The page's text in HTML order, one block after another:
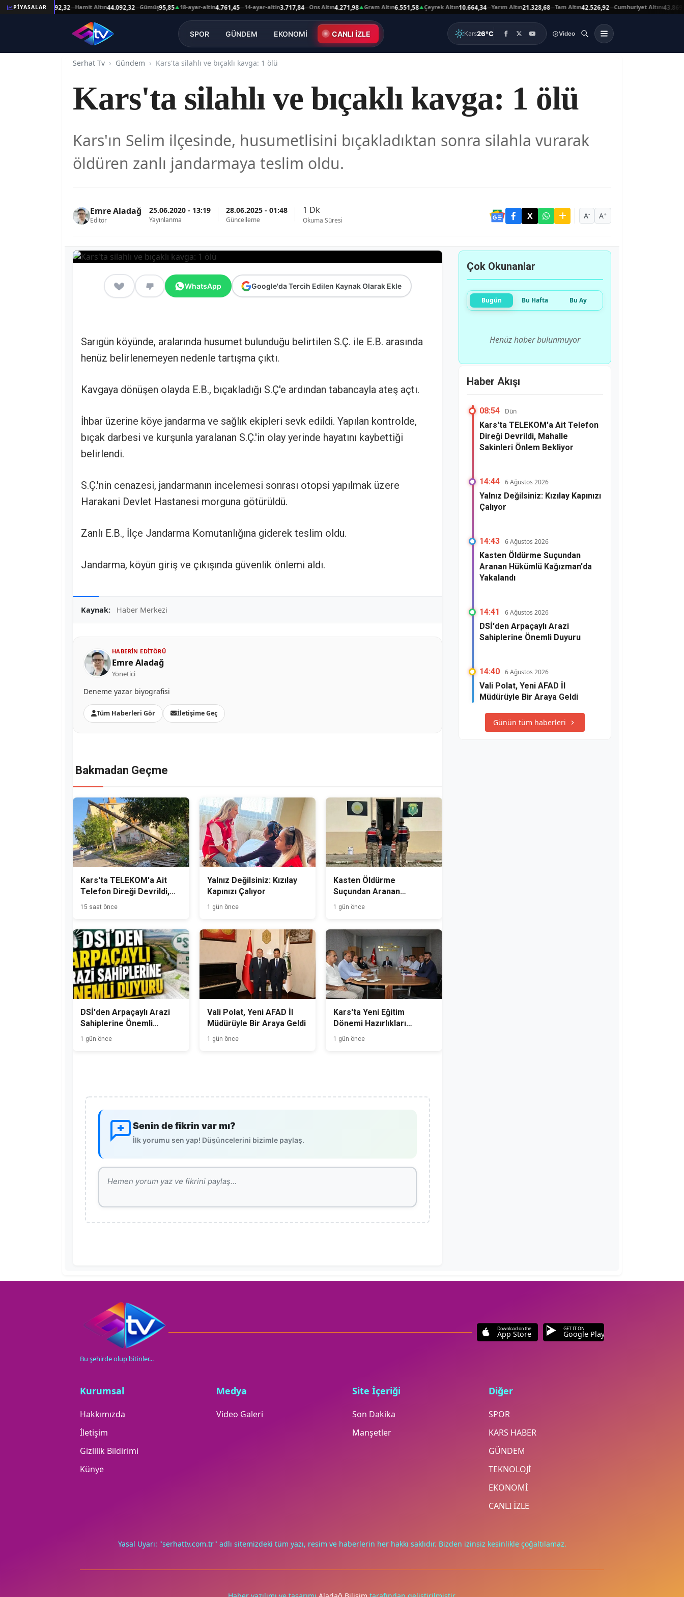
PİYASALAR
Reşat Altın44.092,32— Hamit Altın44.092,32— Gümüş95,85▲18-ayar-altin4.761,45—14-ayar-altin3.717,84—Ons Altın4.271,98▲Gram Altın6.551,58▲Çeyrek Altın10.664,34—Yarım Altın21.328,68—Tam Altın42.526,92—Cumhuriyet Altını43.869,00
SPOR GÜNDEM EKONOMİ CANLI İZLE Kars26°C Video
Serhat Tv Gündem Kars'ta silahlı ve bıçaklı kavga: 1 ölü
Kars'ta silahlı ve bıçaklı kavga: 1 ölü
Kars'ın Selim ilçesinde, husumetlisini bıçakladıktan sonra silahla vurarak
öldüren zanlı jandarmaya teslim oldu.
Emre Aladağ
Editör
25.06.2020 - 13:19
Yayınlanma
28.06.2025 - 01:48
Güncelleme
1 Dk
Okuma Süresi A- A+
WhatsApp Google'da Tercih Edilen Kaynak Olarak Ekle
Sarıgün köyünde, aralarında husumet bulunduğu belirtilen S.Ç. ile E.B. arasında
henüz belirlenemeyen nedenle tartışma çıktı.
Kavgaya dönüşen olayda E.B., bıçakladığı S.Ç'e ardından tabancayla ateş açtı.
İhbar üzerine köye jandarma ve sağlık ekipleri sevk edildi. Yapılan kontrolde,
bıçak darbesi ve kurşunla yaralanan S.Ç.'in olay yerinde hayatını kaybettiği
belirlendi.
S.Ç.'nin cenazesi, jandarmanın incelemesi sonrası otopsi yapılmak üzere
Harakani Devlet Hastanesi morguna götürüldü.
Zanlı E.B., İlçe Jandarma Komutanlığına giderek teslim oldu.
Jandarma, köyün giriş ve çıkışında güvenlik önlemi aldı.
Kaynak: Haber Merkezi
HABERIN EDITÖRÜ
Emre Aladağ
Yönetici
Deneme yazar biyografisi
Tüm Haberleri Gör İletişime Geç
Bakmadan Geçme
Kars'ta TELEKOM'a Ait
Telefon Direği Devrildi,
Mahalle Sakinleri Önlem
15 saat önce
Yalnız Değilsiniz: Kızılay
Kapınızı Çalıyor
1 gün önce
Kasten Öldürme
Suçundan Aranan
Hükümlü Kağızman'da
1 gün önce
DSİ'den Arpaçaylı Arazi
Sahiplerine Önemli
Duyuru
1 gün önce
Vali Polat, Yeni AFAD İl
Müdürüyle Bir Araya Geldi
1 gün önce
Kars'ta Yeni Eğitim
Dönemi Hazırlıkları
Başladı
1 gün önce
Senin de fikrin var mı?
İlk yorumu sen yap! Düşüncelerini bizimle paylaş.
Çok Okunanlar
Bugün Bu Hafta Bu Ay
Henüz haber bulunmuyor
Haber Akışı
08:54 Dün
Kars'ta TELEKOM'a Ait Telefon
Direği Devrildi, Mahalle
Sakinleri Önlem Bekliyor
14:44 6 Ağustos 2026
Yalnız Değilsiniz: Kızılay Kapınızı
Çalıyor
14:43 6 Ağustos 2026
Kasten Öldürme Suçundan
Aranan Hükümlü Kağızman'da
Yakalandı
14:41 6 Ağustos 2026
DSİ'den Arpaçaylı Arazi
Sahiplerine Önemli Duyuru
14:40 6 Ağustos 2026
Vali Polat, Yeni AFAD İl
Müdürüyle Bir Araya Geldi
Günün tüm haberleri
Bu şehirde olup bitinler...
Download on the
App Store
GET IT ON
Google Play
Kurumsal
Hakkımızda
İletişim
Gizlilik Bildirimi
Künye
Medya
Video Galeri
Site İçeriği
Son Dakika
Manşetler
Diğer
SPOR
KARS HABER
GÜNDEM
TEKNOLOJİ
EKONOMİ
CANLI İZLE
Yasal Uyarı: "serhattv.com.tr" adlı sitemizdeki tüm yazı, resim ve haberlerin her hakkı saklıdır. Bizden izinsiz kesinlikle çoğaltılamaz.